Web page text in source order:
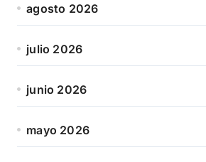
agosto 2026
julio 2026
junio 2026
mayo 2026